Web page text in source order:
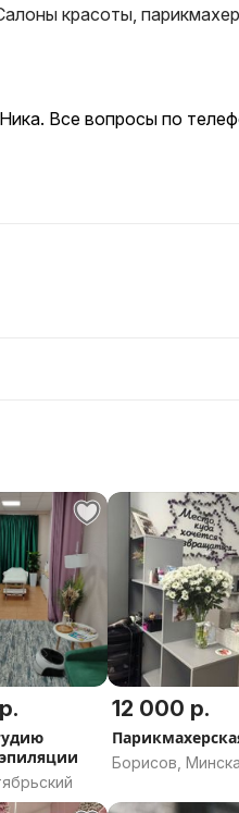
красоты,
Все вопросы по
12 000 р.
Борисов,